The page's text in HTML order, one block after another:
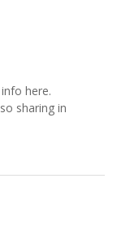
here.
sharing in